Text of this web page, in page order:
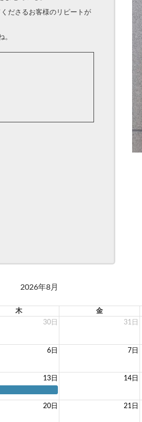
ださるお客様のリピートが
。
2026年8月
木 金
30日 31日
6日 7日
13日 14日
20日 21日